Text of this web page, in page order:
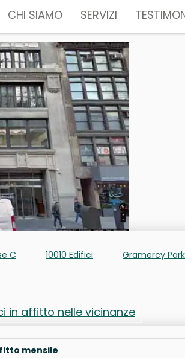
CHI SIAMO SERVIZI
C 10010 Edifici Gramercy Park
in affitto nelle vicinanze
mensile